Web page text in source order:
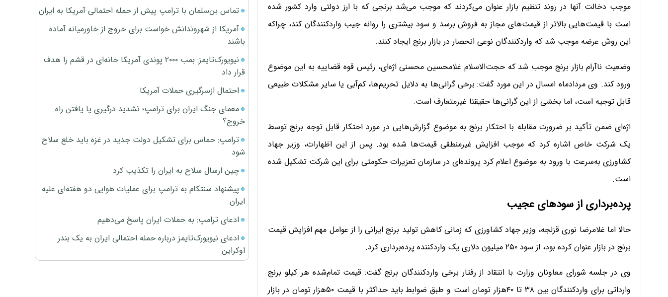
موجب دخالت آنها در روند تنظیم بازار عنوان می‌کردند که موجب می‌شد برنجی که با ارز دولتی وارد کشور شده
است با قیمت‌هایی بالاتر از قیمت‌های مجاز به فروش برسد و سود بیشتری را روانه جیب واردکنندگان کند، چراکه
این روش عرضه موجب شد که واردکنندگان نوعی انحصار در بازار برنج ایجاد کنند.
وضعیت ناآرام بازار برنج موجب شد که حجت‌الاسلام غلامحسین محسنی اژه‌ای، رئیس قوه قضاییه به این موضوع
ورود کند. وی مردادماه امسال در این مورد گفت: برخی گرانی‌ها به دلایل تحریم‌ها، کم‌آبی یا سایر مشکلات طبیعی
قابل توجیه است، اما بخشی از این گرانی‌ها حقیقتا غیرمتعارف است.
اژه‌ای ضمن تأکید بر ضرورت مقابله با احتکار برنج به موضوع گزارش‌هایی در مورد احتکار قابل ‌توجه برنج توسط
یک شرکت خاص اشاره کرد که موجب افزایش غیرمنطقی قیمت‌ها شده بود. پس ‌از این اظهارات، وزیر جهاد
کشاورزی به‌سرعت با ورود به موضوع اعلام کرد پرونده‌ای در سازمان تعزیرات حکومتی برای این شرکت تشکیل شده
است.
پرده‌برداری از سودهای عجیب
حالا اما غلامرضا نوری قزلجه، وزیر جهاد کشاورزی که زمانی کاهش تولید برنج ایرانی را از عوامل مهم افزایش قیمت
برنج در بازار عنوان کرده بود، از سود ۲۵۰ میلیون دلاری یک واردکننده پرده‌برداری کرد.
وی در جلسه شورای معاونان وزارت با انتقاد از رفتار برخی واردکنندگان برنج گفت: قیمت تمام‌شده هر کیلو برنج
وارداتی برای واردکنندگان بین ۳۸ تا ۴۰هزار تومان است و طبق ضوابط باید حداکثر با قیمت ۵۰هزار تومان در بازار
تماس بن‌سلمان با ترامپ پیش از حمله احتمالی آمریکا به ایران
آمریکا از شهروندانش خواست برای خروج از خاورمیانه آماده
باشند
نیویورک‌تایمز: بمب ۲۰۰۰ پوندی آمریکا خانه‌ای در قشم را هدف
قرار داد
احتمال ازسرگیری حملات آمریکا
معمای جنگ ایران برای ترامپ؛ تشدید درگیری یا یافتن راه
خروج؟
ترامپ: حماس برای تشکیل دولت جدید در غزه باید خلع سلاح
شود
چین ارسال سلاح به ایران را تکذیب کرد
پیشنهاد سنتکام به ترامپ برای عملیات هوایی دو هفته‌ای علیه
ایران
ادعای ترامپ: به حملات ایران پاسخ می‌دهیم
ادعای نیویورک‌تایمز درباره حمله احتمالی ایران به یک بندر
اوکراین